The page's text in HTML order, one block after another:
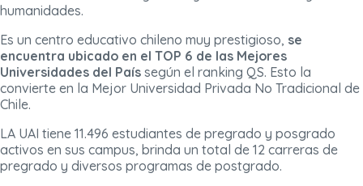
humanidades.
Es un centro educativo chileno muy prestigioso, se
encuentra ubicado en el TOP 6 de las Mejores
Universidades del País según el ranking QS. Esto la
convierte en la Mejor Universidad Privada No Tradicional de
Chile.
LA UAI tiene 11.496 estudiantes de pregrado y posgrado
activos en sus campus, brinda un total de 12 carreras de
pregrado y diversos programas de postgrado.